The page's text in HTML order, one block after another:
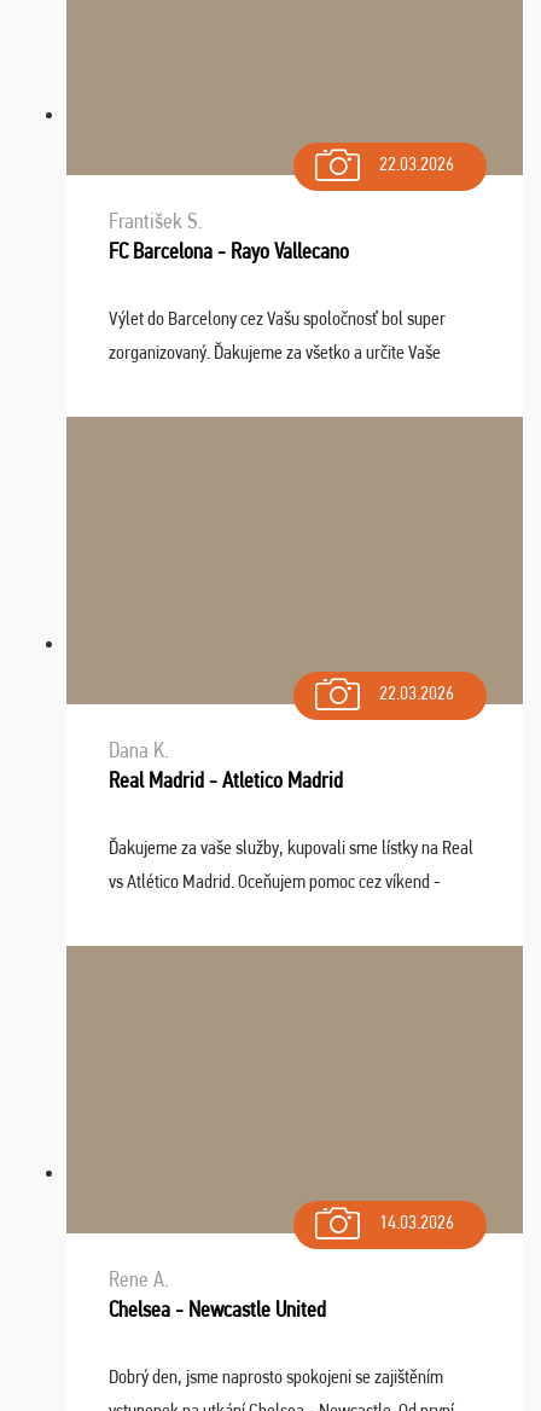
22.03.2026
František S.
FC Barcelona - Rayo Vallecano
Výlet do Barcelony cez Vašu spoločnosť bol super
zorganizovaný. Ďakujeme za všetko a určite Vaše
22.03.2026
Dana K.
Real Madrid - Atletico Madrid
Ďakujeme za vaše služby, kupovali sme lístky na Real
vs Atlético Madrid. Oceňujem pomoc cez víkend -
spokojnosti. Sedenie bolo dobré, štadión Barnabéu ...
14.03.2026
Rene A.
Chelsea - Newcastle United
Dobrý den, jsme naprosto spokojeni se zajištěním